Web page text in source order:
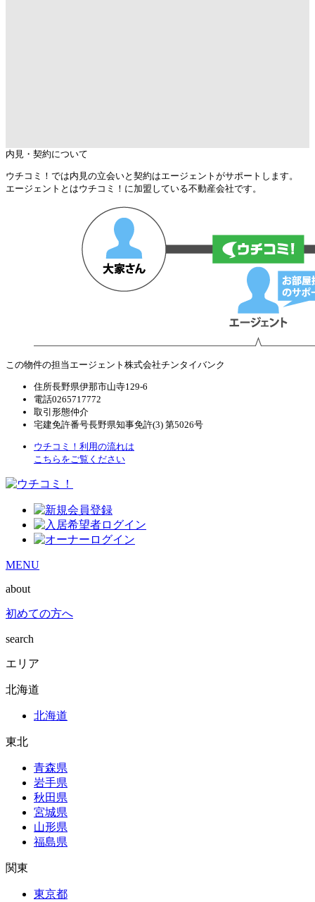
内見・契約について
ウチコミ！では内見の立会いと契約はエージェントがサポートします。
エージェントとはウチコミ！に加盟している不動産会社です。
この物件の担当エージェント 株式会社チンタイバンク
住所長野県伊那市山寺129-6
電話0265717772
取引形態仲介
宅建免許番号長野県知事免許(3) 第5026号
ウチコミ！利用の流れは
こちらをご覧ください
MENU
about
初めての方へ
search
エリア
北海道
北海道
東北
青森県
岩手県
秋田県
宮城県
山形県
福島県
関東
東京都